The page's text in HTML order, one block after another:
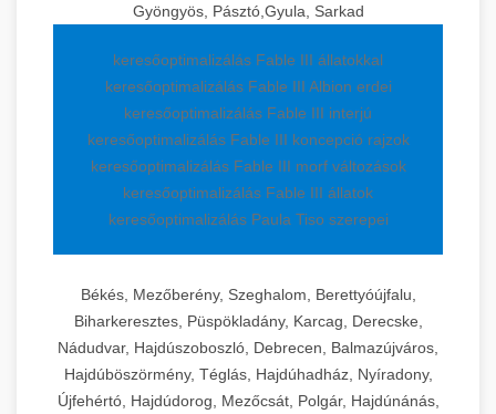
Gyöngyös, Pásztó,Gyula, Sarkad
keresőoptimalizálás Fable III állatokkal
keresőoptimalizálás Fable III Albion erdei
keresőoptimalizálás Fable III interjú
keresőoptimalizálás Fable III koncepció rajzok
keresőoptimalizálás Fable III morf változások
keresőoptimalizálás Fable III állatok
keresőoptimalizálás Paula Tiso szerepei
Békés, Mezőberény, Szeghalom, Berettyóújfalu,
Biharkeresztes, Püspökladány, Karcag, Derecske,
Nádudvar, Hajdúszoboszló, Debrecen, Balmazújváros,
Hajdúböszörmény, Téglás, Hajdúhadház, Nyíradony,
Újfehértó, Hajdúdorog, Mezőcsát, Polgár, Hajdúnánás,